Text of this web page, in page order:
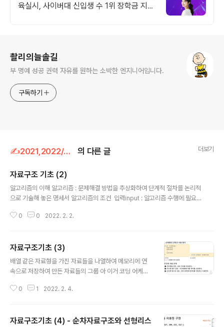
육실시, 사이버대 신입생 수 1위 장학금 지급
촬리의늘솔길
부 명예 성공 권력 자유를 원하는 소박한 엔지니어입니다.
구독하기
✍2021,2022/자료구조 의 다른 글 더보기
자료구조 기초 (2)
알고리즘의 이해 알고리즘 : 문제해결 방법을 추상화하여 단계적 절차를 논리적
으로 기술해 놓은 명세서 알고리즘의 조건  입력input : 알고리즘 수행에 필요한
행 후 하나 이상의 결과를 출력해야 한다.  명확성definiteness : 수행할 작업
ectiveness : 알고리즘의 모든 명령어들은 기본적이며 실행이 가능해야 한다
알고리즘의 표현 방법의 종류  자연어를 이용한 서술적 표현 방법  순서도Flow
chart를 이용한 도식화 표현 방법  가..
0 0 2022. 2. 2.
자료구조기초 (3)
배열 같은 자료형을 가진 자료들을 나열하여 메모리에 연
속으로 저장하여 만든 자료들의 그룹 아 이거 코딩 어케하
구별하기 위해 사용하는 번호 • C에서 인덱스는 항상 0부
의 주소를 저장하고 있다는 것은 포인터 변수가 그 변수를
0 1 2022. 2. 4.
자료구조기초 (4) - 순차자료구조와 선형리스